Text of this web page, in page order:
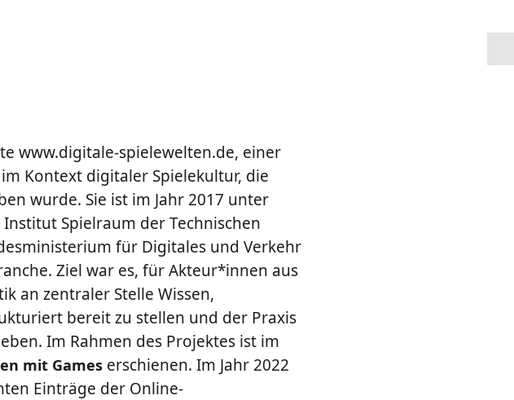
www.digitale-spielewelten.de, einer
Kontext digitaler Spielekultur, die
wurde. Sie ist im Jahr 2017 unter
Spielraum der Technischen
für Digitales und Verkehr
Ziel war es, für Akteur*innen aus
an zentraler Stelle Wissen,
bereit zu stellen und der Praxis
Im Rahmen des Projektes ist im
mit Games erschienen. Im Jahr 2022
Einträge der Online-